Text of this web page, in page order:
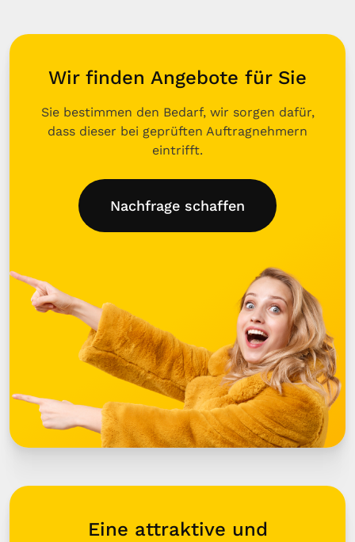
Wir finden Angebote für Sie
Sie bestimmen den Bedarf, wir sorgen dafür,
dass dieser bei geprüften Auftragnehmern
eintrifft.
Nachfrage schaffen
Eine attraktive und